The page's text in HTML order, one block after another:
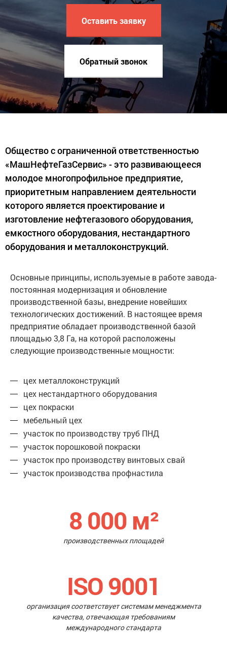
Оставить заявку
Обратный звонок
Общество с ограниченной ответственностью
«МашНефтеГазСервис» - это развивающееся
молодое многопрофильное предприятие,
приоритетным направлением деятельности
которого является проектирование и
изготовление нефтегазового оборудования,
емкостного оборудования, нестандартного
оборудования и металлоконструкций.
Основные принципы, используемые в работе завода-
постоянная модернизация и обновление
производственной базы, внедрение новейших
технологических достижений. В настоящее время
предприятие обладает производственной базой
площадью 3,8 Га, на которой расположены
следующие производственные мощности:
цех металлоконструкций
цех нестандартного оборудования
цех покраски
мебельный цех
участок по производству труб ПНД
участок порошковой покраски
участок про производству винтовых свай
участок производства профнастила
8 000 м²
производственных площадей
ISO 9001
организация соответствует системам менеджмента
качества, отвечающая требованиям
международного стандарта